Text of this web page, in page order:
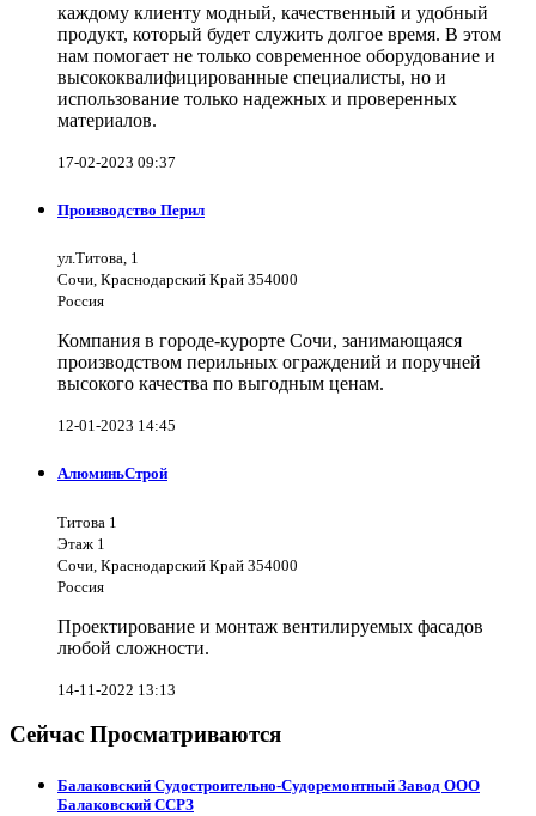
каждому клиенту модный, качественный и удобный
продукт, который будет служить долгое время. В этом
нам помогает не только современное оборудование и
высококвалифицированные специалисты, но и
использование только надежных и проверенных
материалов.
17-02-2023 09:37
Производство Перил
ул.Титова, 1
Сочи, Краснодарский Край 354000
Россия
Компания в городе-курорте Сочи, занимающаяся
производством перильных ограждений и поручней
высокого качества по выгодным ценам.
12-01-2023 14:45
АлюминьСтрой
Титова 1
Этаж 1
Сочи, Краснодарский Край 354000
Россия
Проектирование и монтаж вентилируемых фасадов
любой сложности.
14-11-2022 13:13
Сейчас Просматриваются
Балаковский Судостроительно-Судоремонтный Завод ООО
Балаковский ССРЗ